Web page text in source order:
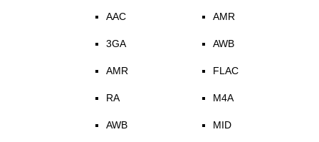
AAC
3GA
AMR
RA
AWB
AMR
AWB
FLAC
M4A
MID